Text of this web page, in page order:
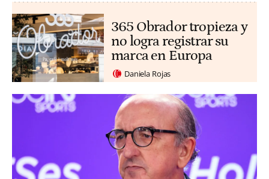
365 Obrador tropieza y
no logra registrar su
marca en Europa
Daniela Rojas